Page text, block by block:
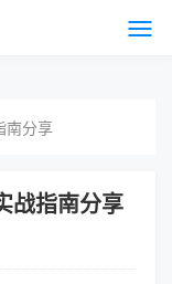
南分享
战指南分享